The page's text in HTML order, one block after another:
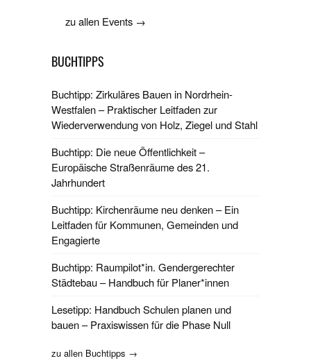
zu allen Events →
BUCHTIPPS
Buchtipp: Zirkuläres Bauen in Nordrhein-
Westfalen – Praktischer Leitfaden zur
Wiederverwendung von Holz, Ziegel und Stahl
Buchtipp: Die neue Öffentlichkeit –
Europäische Straßenräume des 21.
Jahrhundert
Buchtipp: Kirchenräume neu denken – Ein
Leitfaden für Kommunen, Gemeinden und
Engagierte
Buchtipp: Raumpilot*in. Gendergerechter
Städtebau – Handbuch für Planer*innen
Lesetipp: Handbuch Schulen planen und
bauen – Praxiswissen für die Phase Null
zu allen Buchtipps →